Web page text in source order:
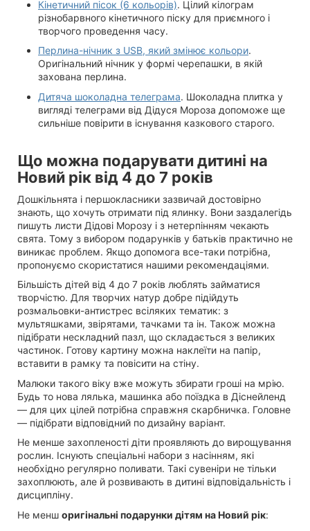
Кінетичний пісок (6 кольорів). Цілий кілограм
різнобарвного кінетичного піску для приємного і
творчого проведення часу.
Перлина-нічник з USB, який змінює кольори.
Оригінальний нічник у формі черепашки, в якій
захована перлина.
Дитяча шоколадна телеграма. Шоколадна плитка у
вигляді телеграми від Дідуся Мороза допоможе ще
сильніше повірити в існування казкового старого.
Що можна подарувати дитині на
Новий рік від 4 до 7 років
Дошкільнята і першокласники зазвичай достовірно
знають, що хочуть отримати під ялинку. Вони заздалегідь
пишуть листи Дідові Морозу і з нетерпінням чекають
свята. Тому з вибором подарунків у батьків практично не
виникає проблем. Якщо допомога все-таки потрібна,
пропонуємо скористатися нашими рекомендаціями.
Більшість дітей від 4 до 7 років люблять займатися
творчістю. Для творчих натур добре підійдуть
розмальовки-антистрес всіляких тематик: з
мультяшками, звірятами, тачками та ін. Також можна
підібрати нескладний пазл, що складається з великих
частинок. Готову картину можна наклеїти на папір,
вставити в рамку та повісити на стіну.
Малюки такого віку вже можуть збирати гроші на мрію.
Будь то нова лялька, машинка або поїздка в Діснейленд
— для цих цілей потрібна справжня скарбничка. Головне
— підібрати відповідний по дизайну варіант.
Не менше захопленості діти проявляють до вирощування
рослин. Існують спеціальні набори з насінням, які
необхідно регулярно поливати. Такі сувеніри не тільки
захоплюють, але й розвивають в дитині відповідальність і
дисципліну.
Не менш оригінальні подарунки дітям на Новий рік: